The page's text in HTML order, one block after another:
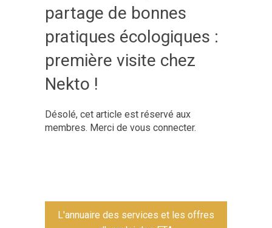
partage de bonnes
pratiques écologiques :
première visite chez
Nekto !
Désolé, cet article est réservé aux
membres. Merci de vous connecter.
L'annuaire des services et les offres